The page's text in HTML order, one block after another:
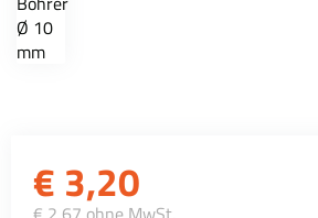
€ 3,20